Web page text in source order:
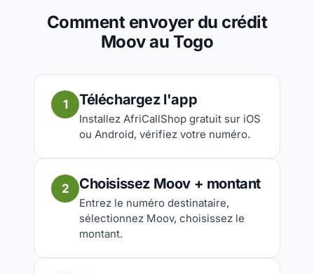
Comment envoyer du crédit
Moov au Togo
1 Téléchargez l'app
Installez AfriCallShop gratuit sur iOS
ou Android, vérifiez votre numéro.
2 Choisissez Moov + montant
Entrez le numéro destinataire,
sélectionnez Moov, choisissez le
montant.